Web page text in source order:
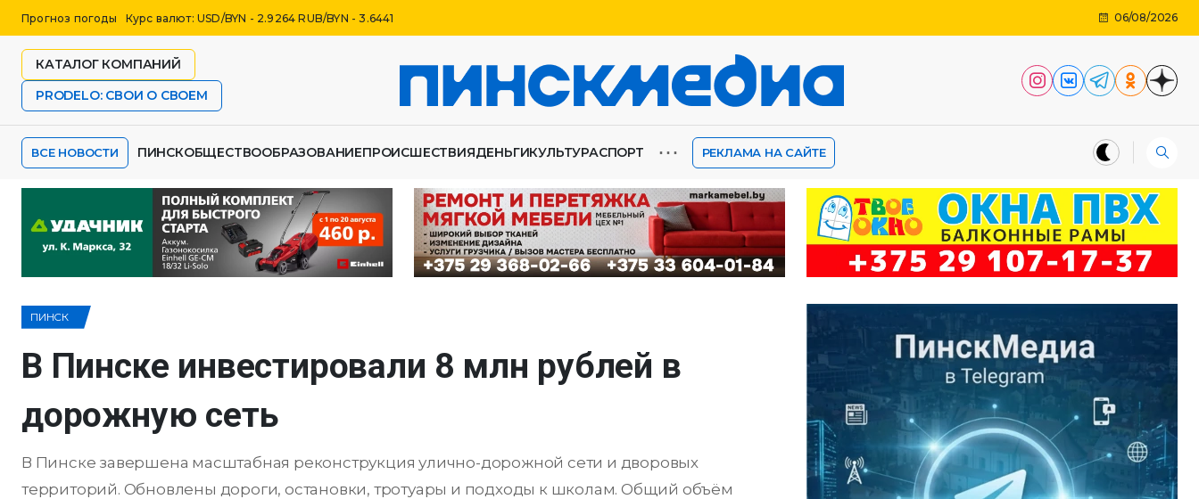
Прогноз погоды Курс валют: USD/BYN - 2.9264 RUB/BYN - 3.6441 06/08/2026
КАТАЛОГ КОМПАНИЙ
PRODELO: СВОИ О СВОЕМ
ВСЕ НОВОСТИ ПИНСКОБЩЕСТВООБРАЗОВАНИЕПРОИСШЕСТВИЯДЕНЬГИКУЛЬТУРАСПОРТ ⋯ РЕКЛАМА НА САЙТЕ
ПИНСК
В Пинске инвестировали 8 млн рублей в
дорожную сеть
В Пинске завершена масштабная реконструкция улично-дорожной сети и дворовых
территорий. Обновлены дороги, остановки, тротуары и подходы к школам. Общий объём